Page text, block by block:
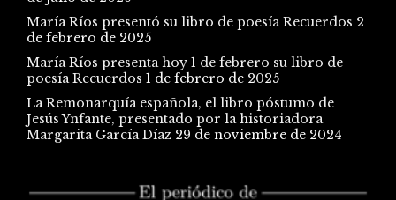
María Ríos presentó su libro de poesía Recuerdos 2
de febrero de 2025
María Ríos presenta hoy 1 de febrero su libro de
poesía Recuerdos 1 de febrero de 2025
La Remonarquía española, el libro póstumo de
Jesús Ynfante, presentado por la historiadora
Margarita García Díaz 29 de noviembre de 2024